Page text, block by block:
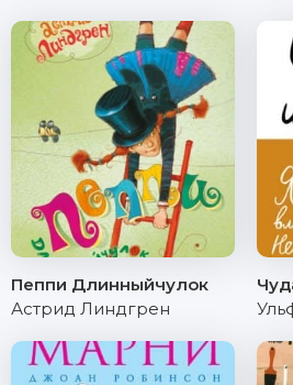
Пеппи Длинныйчулок
Астрид Линдгрен